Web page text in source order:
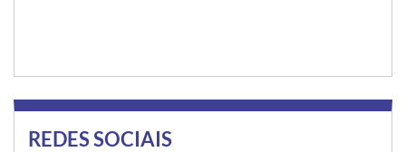
REDES SOCIAIS